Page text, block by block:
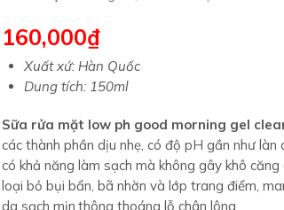
160,000₫
Xuất xứ: Hàn Quốc
Dung tích: 150ml
Sữa rửa mặt low ph good morning gel
các thành phần dịu nhẹ, có độ pH gần như làn
có khả năng làm sạch mà không gây khô căng
loại bỏ bụi bẩn, bã nhờn và lớp trang điểm,
da sạch mịn,thông thoáng lỗ chân lông.